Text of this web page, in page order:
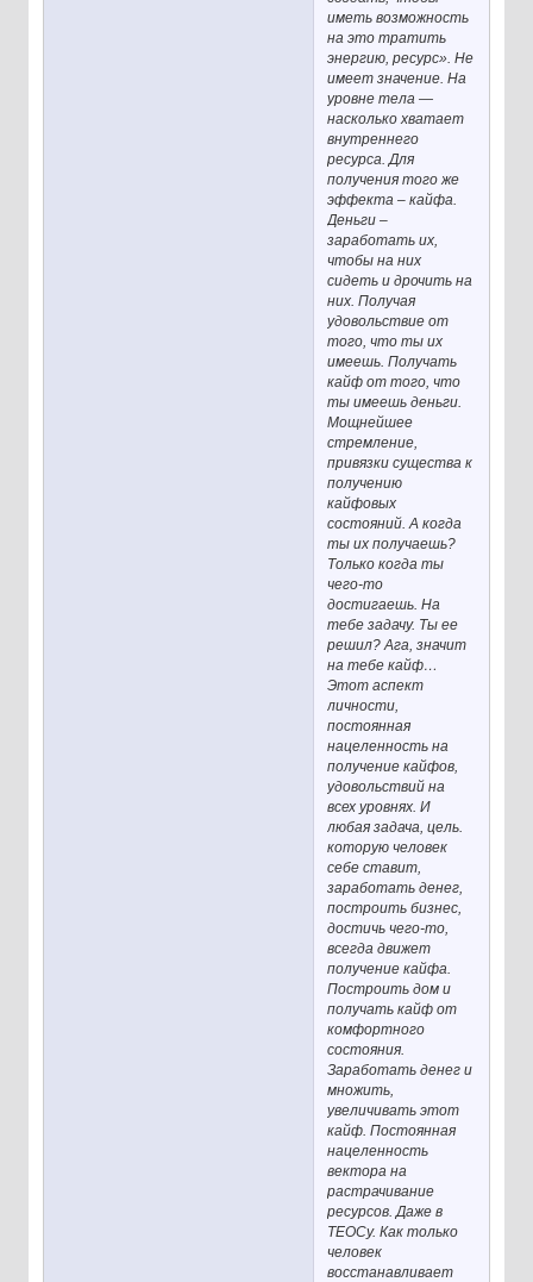
иметь возможность
на это тратить
энергию, ресурс». Не
имеет значение. На
уровне тела —
насколько хватает
внутреннего
ресурса. Для
получения того же
эффекта – кайфа.
Деньги –
заработать их,
чтобы на них
сидеть и дрочить на
них. Получая
удовольствие от
того, что ты их
имеешь. Получать
кайф от того, что
ты имеешь деньги.
Мощнейшее
стремление,
привязки существа к
получению
кайфовых
состояний. А когда
ты их получаешь?
Только когда ты
чего-то
достигаешь. На
тебе задачу. Ты ее
решил? Ага, значит
на тебе кайф…
Этот аспект
личности,
постоянная
нацеленность на
получение кайфов,
удовольствий на
всех уровнях. И
любая задача, цель.
которую человек
себе ставит,
заработать денег,
построить бизнес,
достичь чего-то,
всегда движет
получение кайфа.
Построить дом и
получать кайф от
комфортного
состояния.
Заработать денег и
множить,
увеличивать этот
кайф. Постоянная
нацеленность
вектора на
растрачивание
ресурсов. Даже в
ТЕОСу. Как только
человек
восстанавливает